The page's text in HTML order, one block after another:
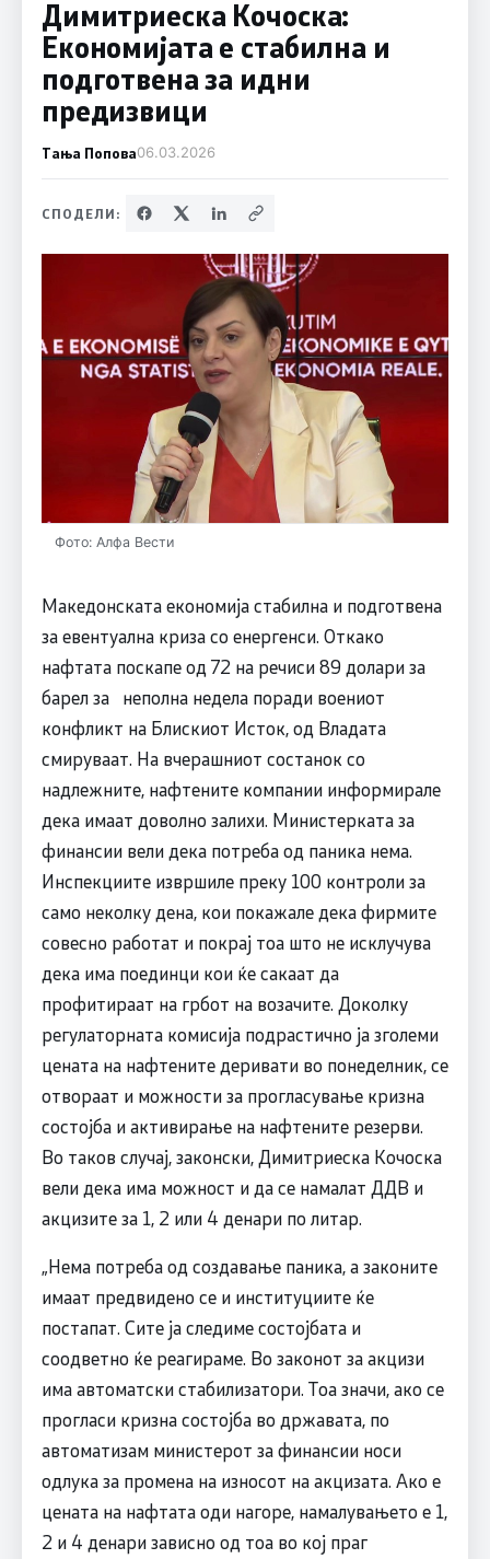
Димитриеска Кочоска:
Економијата е стабилна и
подготвена за идни
предизвици
Тања Попова06.03.2026
СПОДЕЛИ:
Фото: Алфа Вести
Македонската економија стабилна и подготвена
за евентуална криза со енергенси. Откако
нафтата поскапе од 72 на речиси 89 долари за
барел за неполна недела поради воениот
конфликт на Блискиот Исток, од Владата
смируваат. На вчерашниот состанок со
надлежните, нафтените компании информирале
дека имаат доволно залихи. Министерката за
финансии вели дека потреба од паника нема.
Инспекциите извршиле преку 100 контроли за
само неколку дена, кои покажале дека фирмите
совесно работат и покрај тоа што не исклучува
дека има поединци кои ќе сакаат да
профитираат на грбот на возачите. Доколку
регулаторната комисија подрастично ја зголеми
цената на нафтените деривати во понеделник, се
отвораат и можности за прогласување кризна
состојба и активирање на нафтените резерви.
Во таков случај, законски, Димитриеска Кочоска
вели дека има можност и да се намалат ДДВ и
акцизите за 1, 2 или 4 денари по литар.
„Нема потреба од создавање паника, а законите
имаат предвидено се и институциите ќе
постапат. Сите ја следиме состојбата и
соодветно ќе реагираме. Во законот за акцизи
има автоматски стабилизатори. Тоа значи, ако се
прогласи кризна состојба во државата, по
автоматизам министерот за финансии носи
одлука за промена на износот на акцизата. Ако е
цената на нафтата оди нагоре, намалувањето е 1,
2 и 4 денари зависно од тоа во кој праг